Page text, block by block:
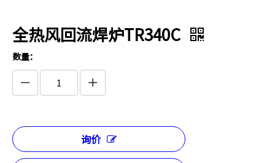
全热风回流焊炉TR340C
数量：
询价